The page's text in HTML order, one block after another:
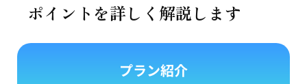
ポイントを詳しく解説します
プラン紹介